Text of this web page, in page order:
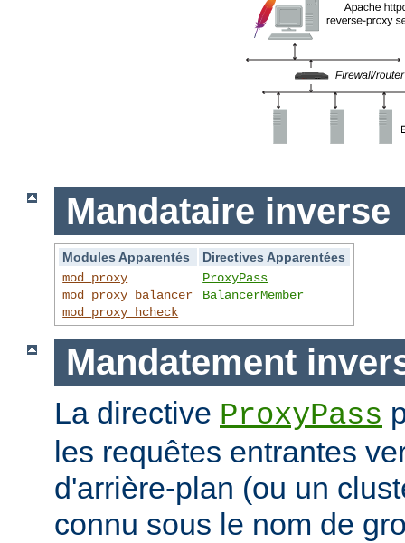
Mandataire inverse
Modules Apparentés
Directives Apparentées
mod_proxy
mod_proxy_balancer
mod_proxy_hcheck
ProxyPass
BalancerMember
Mandatement
La directive ProxyPass
les requêtes entrantes
d'arrière-plan (ou un
connu sous le nom de